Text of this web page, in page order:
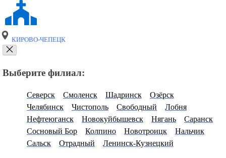
КИРОВО-ЧЕПЕЦК
Выберите филиал:
Северск Смоленск Шадринск
Озёрск
Челябинск
Чистополь Свободный
Лобня
Нефтеюганск
Новокуйбышевск Нягань
Саранск
Сосновый Бор
Колпино Новотроицк
Нальчик
Сальск
Отрадный Ленинск-Кузнецкий